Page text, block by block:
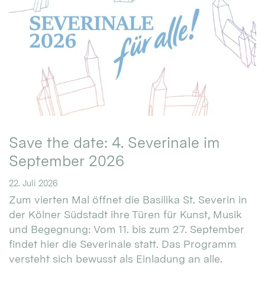
Save the date: 4. Severinale im
September 2026
22. Juli 2026
Zum vierten Mal öffnet die Basilika St. Severin in
der Kölner Südstadt ihre Türen für Kunst, Musik
und Begegnung: Vom 11. bis zum 27. September
findet hier die Severinale statt. Das Programm
versteht sich bewusst als Einladung an alle.